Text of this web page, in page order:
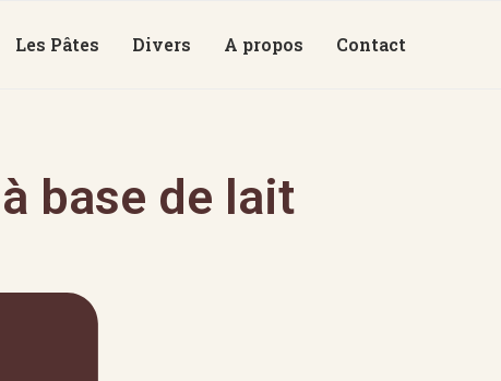
Les Pâtes Divers A propos Contact
base de lait